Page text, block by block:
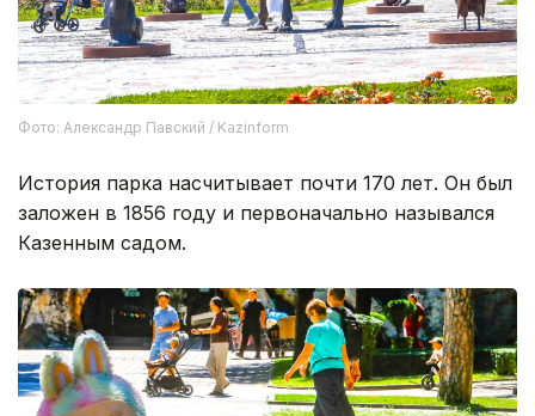
Фото: Александр Павский / Kazinform
История парка насчитывает почти 170 лет. Он был
заложен в 1856 году и первоначально назывался
Казенным садом.